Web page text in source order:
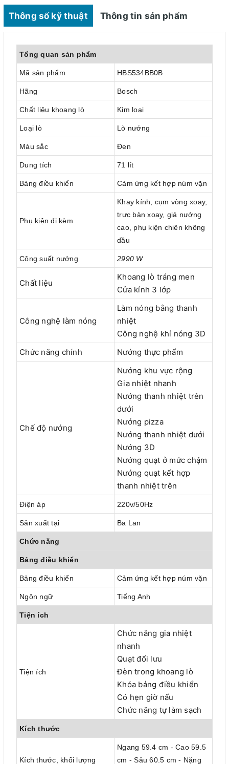
Thông số kỹ thuật Thông tin sản phẩm
Tổng quan sản phẩm
Mã sản phẩm HBS534BB0B
Hãng Bosch
Chất liệu khoang lò Kim loại
Loại lò Lò nướng
Màu sắc Đen
Dung tích 71 lít
Bảng điều khiển Cảm ứng kết hợp núm vặn
Phụ kiện đi kèm
Khay kính, cụm vòng xoay,
trực bàn xoay, giá nướng
cao, phụ kiện chiên không
dầu
Công suất nướng 2990 W
Chất liệu
Khoang lò tráng men
Cửa kính 3 lớp
Công nghệ làm nóng
Làm nóng bằng thanh
nhiệt
Công nghệ khí nóng 3D
Chức năng chính
Nướng thực phẩm
Chế độ nướng
Nướng khu vực rộng
Gia nhiệt nhanh
Nướng thanh nhiệt trên
dưới
Nướng pizza
Nướng thanh nhiệt dưới
Nướng 3D
Nướng quạt ở mức chậm
Nướng quạt kết hợp
thanh nhiệt trên
Điện áp 220v/50Hz
Sản xuất tại Ba Lan
Chức năng
Bảng điều khiển
Bảng điều khiển Cảm ứng kết hợp núm vặn
Ngôn ngữ Tiếng Anh
Tiện ích
Tiện ích
Chức năng gia nhiệt
nhanh
Quạt đối lưu
Đèn trong khoang lò
Khóa bảng điều khiển
Có hẹn giờ nấu
Chức năng tự làm sạch
Kích thước
Kích thước, khối lượng
Ngang 59.4 cm - Cao 59.5
cm - Sâu 60.5 cm - Nặng